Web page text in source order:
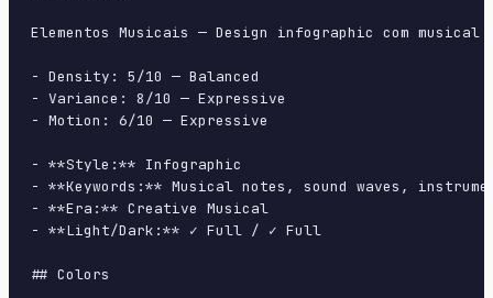
Elementos Musicais — Design infographic com
- Density: 5/10 — Balanced
- Variance: 8/10 — Expressive
- Motion: 6/10 — Expressive
- **Style:** Infographic
- **Keywords:** Musical notes, sound waves,
- **Era:** Creative Musical
- **Light/Dark:** ✓ Full / ✓ Full
## Colors